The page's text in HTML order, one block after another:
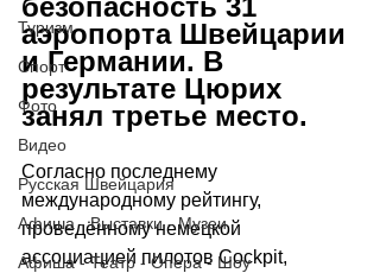
Туризм
Спорт
Фото
Видео
Русская Швейцария
Афиша - Выставки - Музеи
Афиша - Театр - Опера - Шоу
аэропорта Швейцарии
и Германии. В
результате Цюрих
занял третье место.
Согласно последнему
международному рейтингу,
проведённому немецкой
ассоциацией пилотов Cockpit,